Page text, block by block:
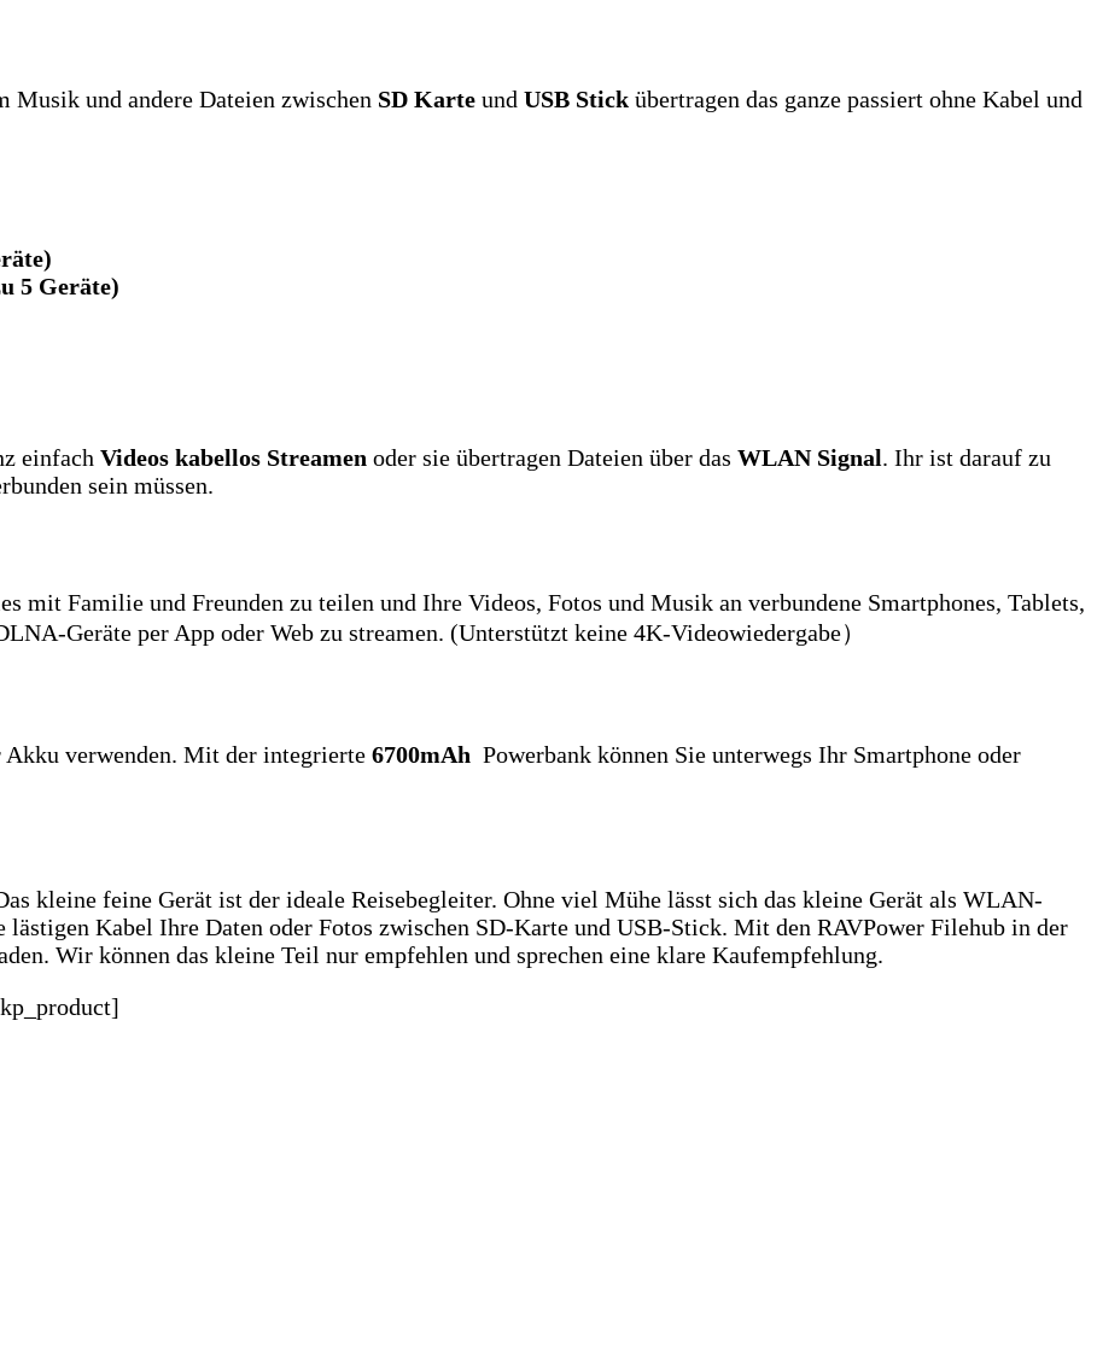
und andere Dateien zwischen SD Karte und USB Stick übertragen das ganze passiert ohne Kabel und
5 Geräte)
einfach Videos kabellos Streamen oder sie übertragen Dateien über das WLAN Signal. Ihr ist darauf zu
sein müssen.
mit Familie und Freunden zu teilen und Ihre Videos, Fotos und Musik an verbundene Smartphones, Tablets,
Geräte per App oder Web zu streamen. (Unterstützt keine 4K-Videowiedergabe）
Akku verwenden. Mit der integrierte 6700mAh Powerbank können Sie unterwegs Ihr Smartphone oder
kleine feine Gerät ist der ideale Reisebegleiter. Ohne viel Mühe lässt sich das kleine Gerät als WLAN-
lästigen Kabel Ihre Daten oder Fotos zwischen SD-Karte und USB-Stick. Mit den RAVPower Filehub in der
Wir können das kleine Teil nur empfehlen und sprechen eine klare Kaufempfehlung.